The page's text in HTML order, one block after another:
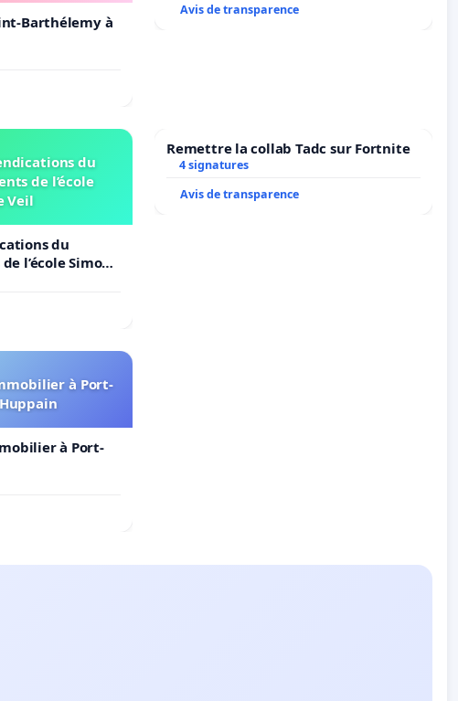
Barthélemy à
Avis de transparence
du
de l’école
Veil
du
l’école Simone
Remettre la collab Tadc sur Fortnite
4 signatures
Avis de transparence
à Port-
à Port-